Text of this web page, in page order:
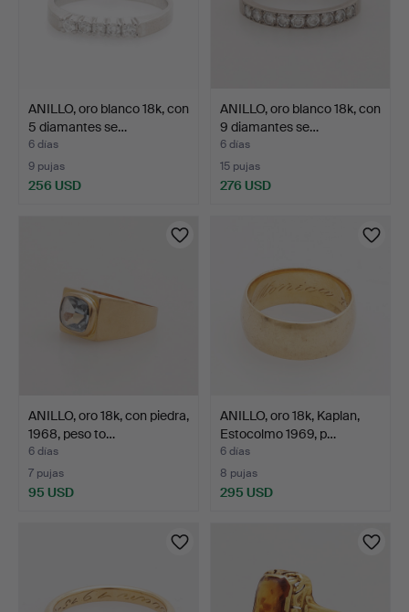
ANILLO, oro blanco 18k, con
5 diamantes se…
6 días
9 pujas
256 USD
ANILLO, oro blanco 18k, con
9 diamantes se…
6 días
15 pujas
276 USD
ANILLO, oro 18k, con piedra,
1968, peso to…
6 días
7 pujas
95 USD
ANILLO, oro 18k, Kaplan,
Estocolmo 1969, p…
6 días
8 pujas
295 USD